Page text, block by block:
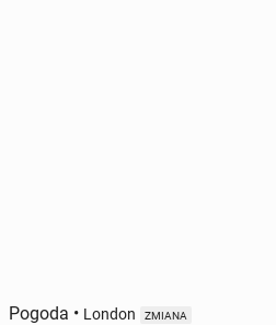
Pogoda • London ZMIANA